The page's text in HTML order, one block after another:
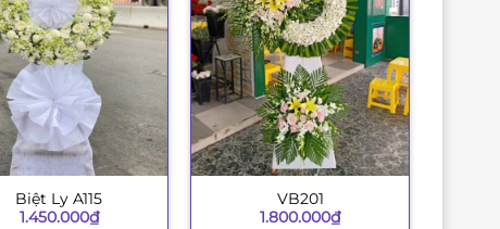
Biệt Ly A115
1.450.000₫
VB201
1.800.000₫